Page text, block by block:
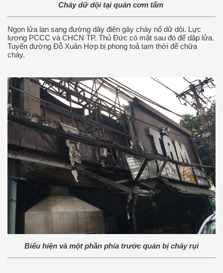
Cháy dữ dội tại quán cơm tấm
Ngọn lửa lan sang đường dây điện gây cháy nổ dữ dội. Lực
lượng PCCC và CHCN TP. Thủ Đức có mặt sau đó để dập lửa.
Tuyến đường Đỗ Xuân Hợp bị phong toả tạm thời để chữa
cháy.
Biểu hiện và một phần phía trước quán bị cháy rụi